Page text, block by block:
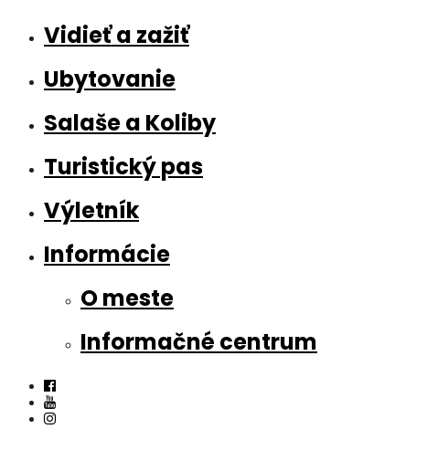
Vidieť a zažiť
Ubytovanie
Salaše a Koliby
Turistický pas
Výletník
Informácie
O meste
Informačné centrum